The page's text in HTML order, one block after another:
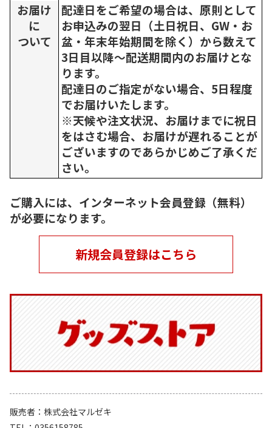
お届け
に
ついて
配達日をご希望の場合は、原則として
お申込みの翌日（土日祝日、GW・お
盆・年末年始期間を除く）から数えて
3日目以降～配送期間内のお届けとな
ります。
配達日のご指定がない場合、5日程度
でお届けいたします。
※天候や注文状況、お届けまでに祝日
をはさむ場合、お届けが遅れることが
ございますのであらかじめご了承くだ
さい。
ご購入には、インターネット会員登録（無料）
が必要になります。
新規会員登録はこちら
販売者
株式会社マルゼキ